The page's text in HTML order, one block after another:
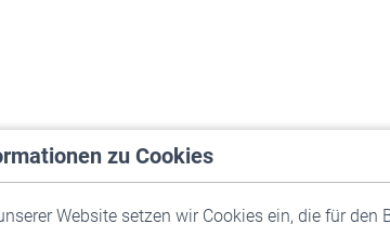
zu Cookies
Website setzen wir Cookies ein, die für den